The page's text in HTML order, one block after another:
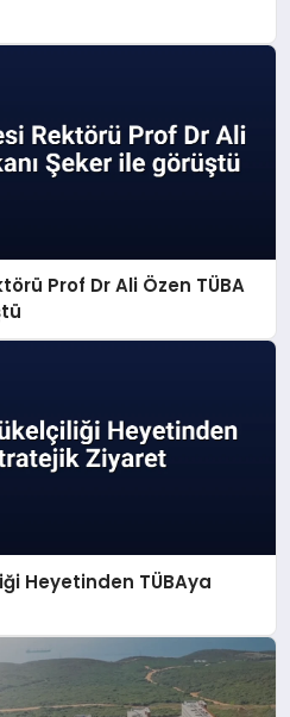
Prof Dr Ali Özen TÜBA
Heyetinden TÜBAya